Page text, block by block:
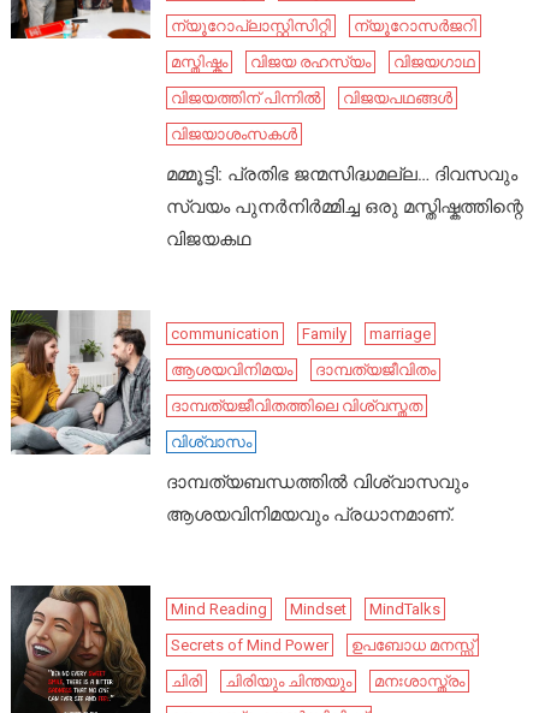
ന്യൂറോപ്ലാസ്റ്റിസിറ്റി
ന്യൂറോസർജറി
മസ്തിഷ്കം
വിജയ രഹസ്യം
വിജയഗാഥ
വിജയത്തിന് പിന്നിൽ
വിജയപഥങ്ങൾ
വിജയാശംസകൾ
മമ്മൂട്ടി: പ്രതിഭ ജന്മസിദ്ധമല്ല… ദിവസവും
സ്വയം പുനർനിർമ്മിച്ച ഒരു മസ്തിഷ്കത്തിന്റെ
വിജയകഥ
communication Family
marriage
ആശയവിനിമയം
ദാമ്പത്യജീവിതം
ദാമ്പത്യജീവിതത്തിലെ വിശ്വസ്തത
വിശ്വാസം
ദാമ്പത്യബന്ധത്തിൽ വിശ്വാസവും
ആശയവിനിമയവും പ്രധാനമാണ്.
Mind Reading Mindset
MindTalks
Secrets of Mind Power
ഉപബോധ മനസ്സ്
ചിരി
ചിരിയും ചിന്തയും
മനഃശാസ്ത്രം